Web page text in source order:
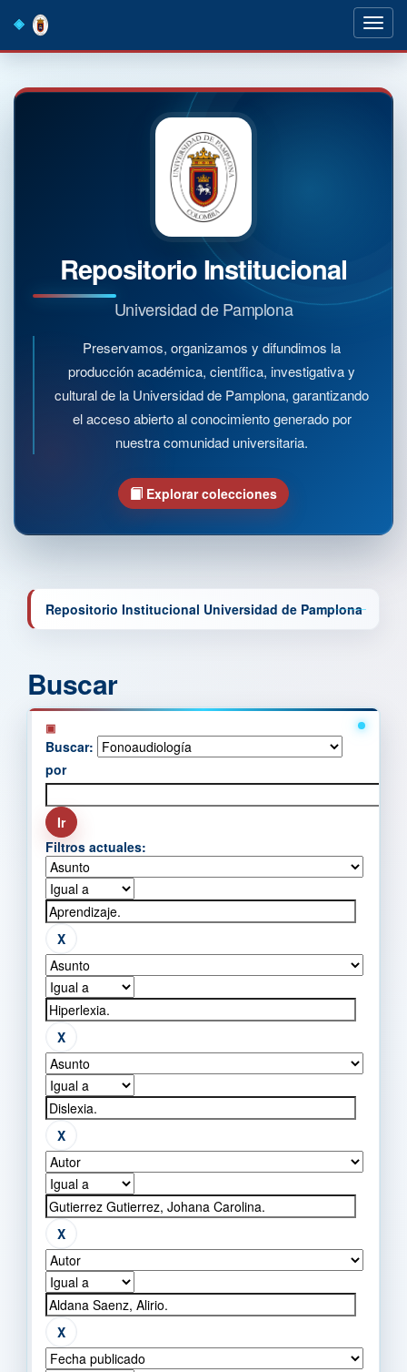
navigation
Repositorio Institucional
Universidad de Pamplona
Preservamos, organizamos y difundimos la
producción académica, científica, investigativa y
cultural de la Universidad de Pamplona, garantizando
el acceso abierto al conocimiento generado por
nuestra comunidad universitaria.
Explorar colecciones
Repositorio Institucional Universidad de Pamplona
Buscar
Buscar:
por
Filtros actuales: